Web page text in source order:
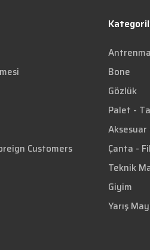
Customers
Bone
Gözlük
Palet -
Aksesuar
Çanta -
Teknik
Giyim
Yarış